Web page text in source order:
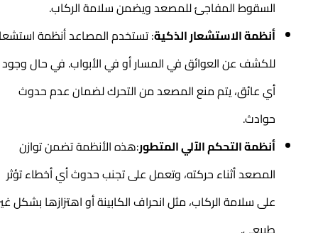
السقوط المفاجئ للمصعد ويضمن سلامة الركاب.
أنظمة الاستشعار الذكية: تستخدم المصاعد أنظمة استشعار
للكشف عن العوائق في المسار أو في الأبواب. في حال وجود
أي عائق، يتم منع المصعد من التحرك لضمان عدم حدوث
حوادث.
أنظمة التحكم الآلي المتطور:هذه الأنظمة تضمن توازن
المصعد أثناء حركته، وتعمل على تجنب حدوث أي أخطاء تؤثر
على سلامة الركاب، مثل انحراف الكابينة أو اهتزازها بشكل غير